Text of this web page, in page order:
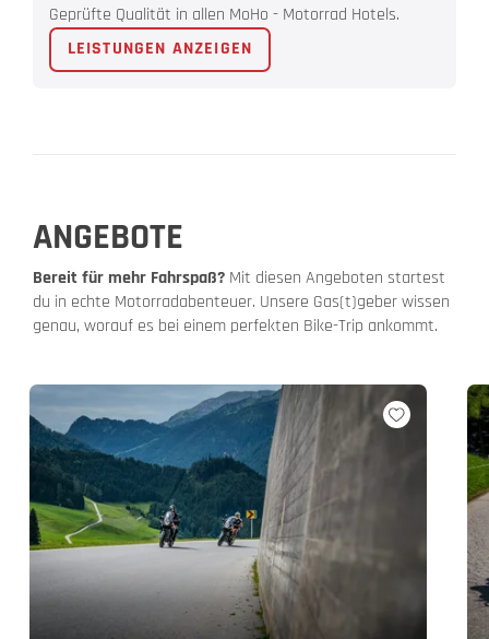
Geprüfte Qualität in allen MoHo - Motorrad Hotels.
LEISTUNGEN ANZEIGEN
ANGEBOTE
Bereit für mehr Fahrspaß? Mit diesen Angeboten startest
du in echte Motorradabenteuer. Unsere Gas(t)geber wissen
genau, worauf es bei einem perfekten Bike-Trip ankommt.